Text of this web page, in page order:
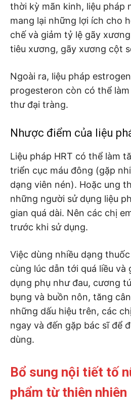
thời kỳ mãn kinh, liệu pháp
mang lại những lợi ích cho
chế và giảm tỷ lệ gãy
tiêu xương, gãy xương cột
Ngoài ra, liệu pháp
progesteron còn có thể
thư đại tràng.
Nhược điểm của liệu
Liệu pháp HRT có thể làm
triển cục máu đông (gặp
dạng viên nén). Hoặc ung
những người sử dụng liệu
gian quá dài. Nên các chị
trước khi sử dụng.
Việc dùng nhiều dạng
cùng lúc dẫn tới quá liều và
dụng phụ như đau, cương
bụng và buồn nôn, tăng
những dấu hiệu trên, các
ngay và đến gặp bác sĩ để
dùng.
Bổ sung nội tiết tố
phẩm từ thiên nhiên